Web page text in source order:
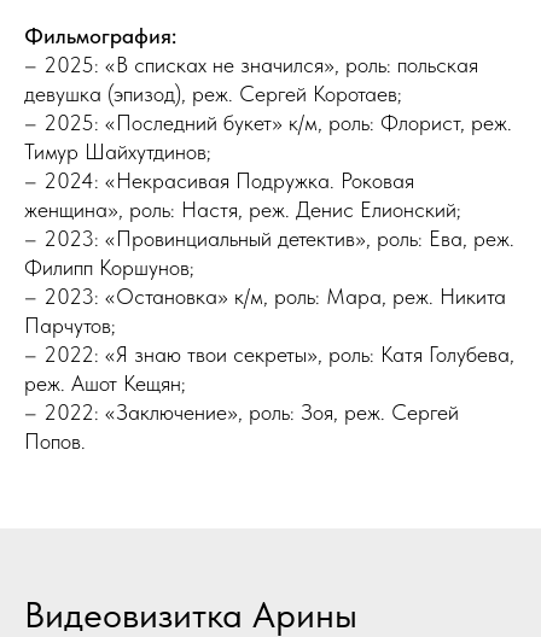
Фильмография:
– 2025: «В списках не значился», роль: польская
девушка (эпизод), реж. Сергей Коротаев;
– 2025: «Последний букет» к/м, роль: Флорист, реж.
Тимур Шайхутдинов;
– 2024: «Некрасивая Подружка. Роковая
женщина», роль: Настя, реж. Денис Елионский;
– 2023: «Провинциальный детектив», роль: Ева, реж.
Филипп Коршунов;
– 2023: «Остановка» к/м, роль: Мара, реж. Никита
Парчутов;
– 2022: «Я знаю твои секреты», роль: Катя Голубева,
реж. Ашот Кещян;
– 2022: «Заключение», роль: Зоя, реж. Сергей
Попов.
Видеовизитка Арины